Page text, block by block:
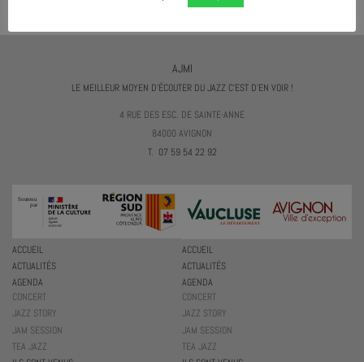
AJMI
LE MEILLEUR MOYEN D'ÉCOUTER DU JAZZ C'EST D'EN VOIR !
4 RUE DES ESC. DE SAINTE-ANNE
84000 AVIGNON
T. 07 59 54 22 92
ACCUEIL
ACTUALITÉS
AGENDA
CONCERT
JAZZ STORY
JAM SESSION
TEA JAZZ
ACCUEIL
ACTUALITÉS
AGENDA
CONCERT
JAZZ STORY
JAM SESSION
TEA JAZZ